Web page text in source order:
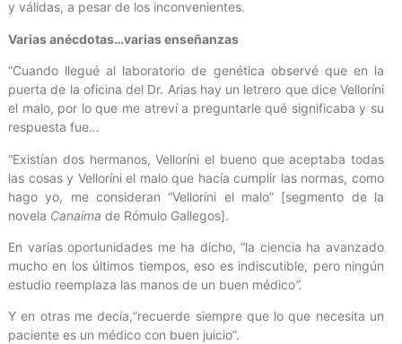
y válidas, a pesar de los inconvenientes.
Varias anécdotas…varias enseñanzas
“Cuando llegué al laboratorio de genética observé que en la
puerta de la oficina del Dr. Arias hay un letrero que dice Velloríni
el malo, por lo que me atreví a preguntarle qué significaba y su
respuesta fue…
“Existían dos hermanos, Velloríni el bueno que aceptaba todas
las cosas y Velloríni el malo que hacía cumplir las normas, como
hago yo, me consideran “Velloríni el malo” [segmento de la
novela Canaima de Rómulo Gallegos].
En varias oportunidades me ha dicho, “la ciencia ha avanzado
mucho en los últimos tiempos, eso es indiscutible, pero ningún
estudio reemplaza las manos de un buen médico”.
Y en otras me decía,“recuerde siempre que lo que necesita un
paciente es un médico con buen juicio”.